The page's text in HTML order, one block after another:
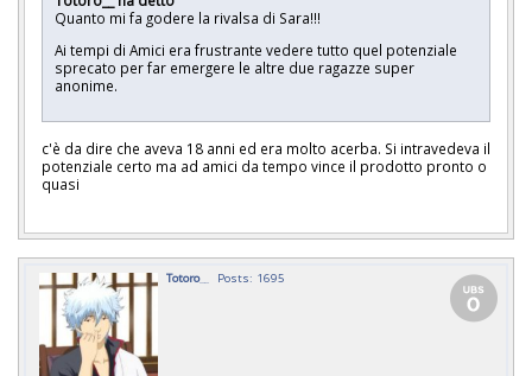
Quanto mi fa godere la rivalsa di Sara!!!
Ai tempi di Amici era frustrante vedere tutto quel potenziale
sprecato per far emergere le altre due ragazze super
anonime.
c'è da dire che aveva 18 anni ed era molto acerba. Si intravedeva il
potenziale certo ma ad amici da tempo vince il prodotto pronto o
quasi
Totoro__ Posts: 1695